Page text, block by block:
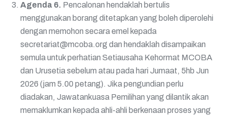
Agenda 6. Pencalonan hendaklah bertulis
menggunakan borang ditetapkan yang boleh diperolehi
dengan memohon secara emel kepada
secretariat@mcoba.org dan hendaklah disampaikan
semula untuk perhatian Setiausaha Kehormat MCOBA
dan Urusetia sebelum atau pada hari Jumaat, 5hb Jun
2026 (jam 5.00 petang). Jika pengundian perlu
diadakan, Jawatankuasa Pemilihan yang dilantikakan
memaklumkan kepada ahli-ahli berkenaan proses yang